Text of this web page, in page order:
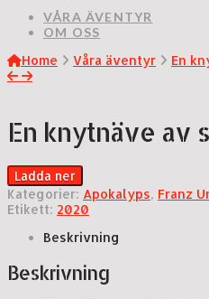
VÅRA ÄVENTYR
OM OSS
Home
Våra äventyr En
En knytnäve av
Ladda ner
Kategorier: Apokalyps, Franz
Etikett: 2020
Beskrivning
Beskrivning